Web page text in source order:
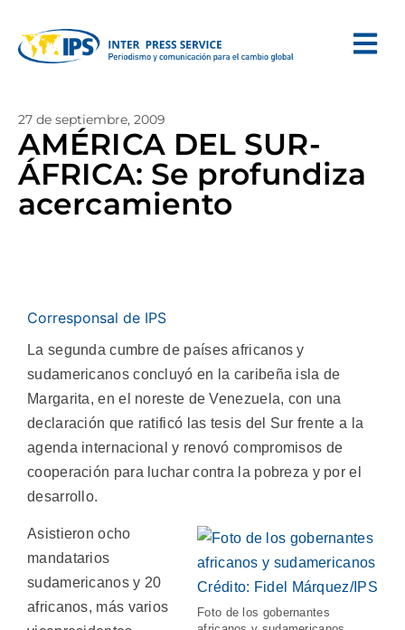
27 de septiembre, 2009
AMÉRICA DEL SUR-
ÁFRICA: Se profundiza
acercamiento
Corresponsal de IPS
La segunda cumbre de países africanos y
sudamericanos concluyó en la caribeña isla de
Margarita, en el noreste de Venezuela, con una
declaración que ratificó las tesis del Sur frente a la
agenda internacional y renovó compromisos de
cooperación para luchar contra la pobreza y por el
desarrollo.
Foto de los gobernantes
Asistieron ocho
mandatarios
sudamericanos y 20
africanos, más varios